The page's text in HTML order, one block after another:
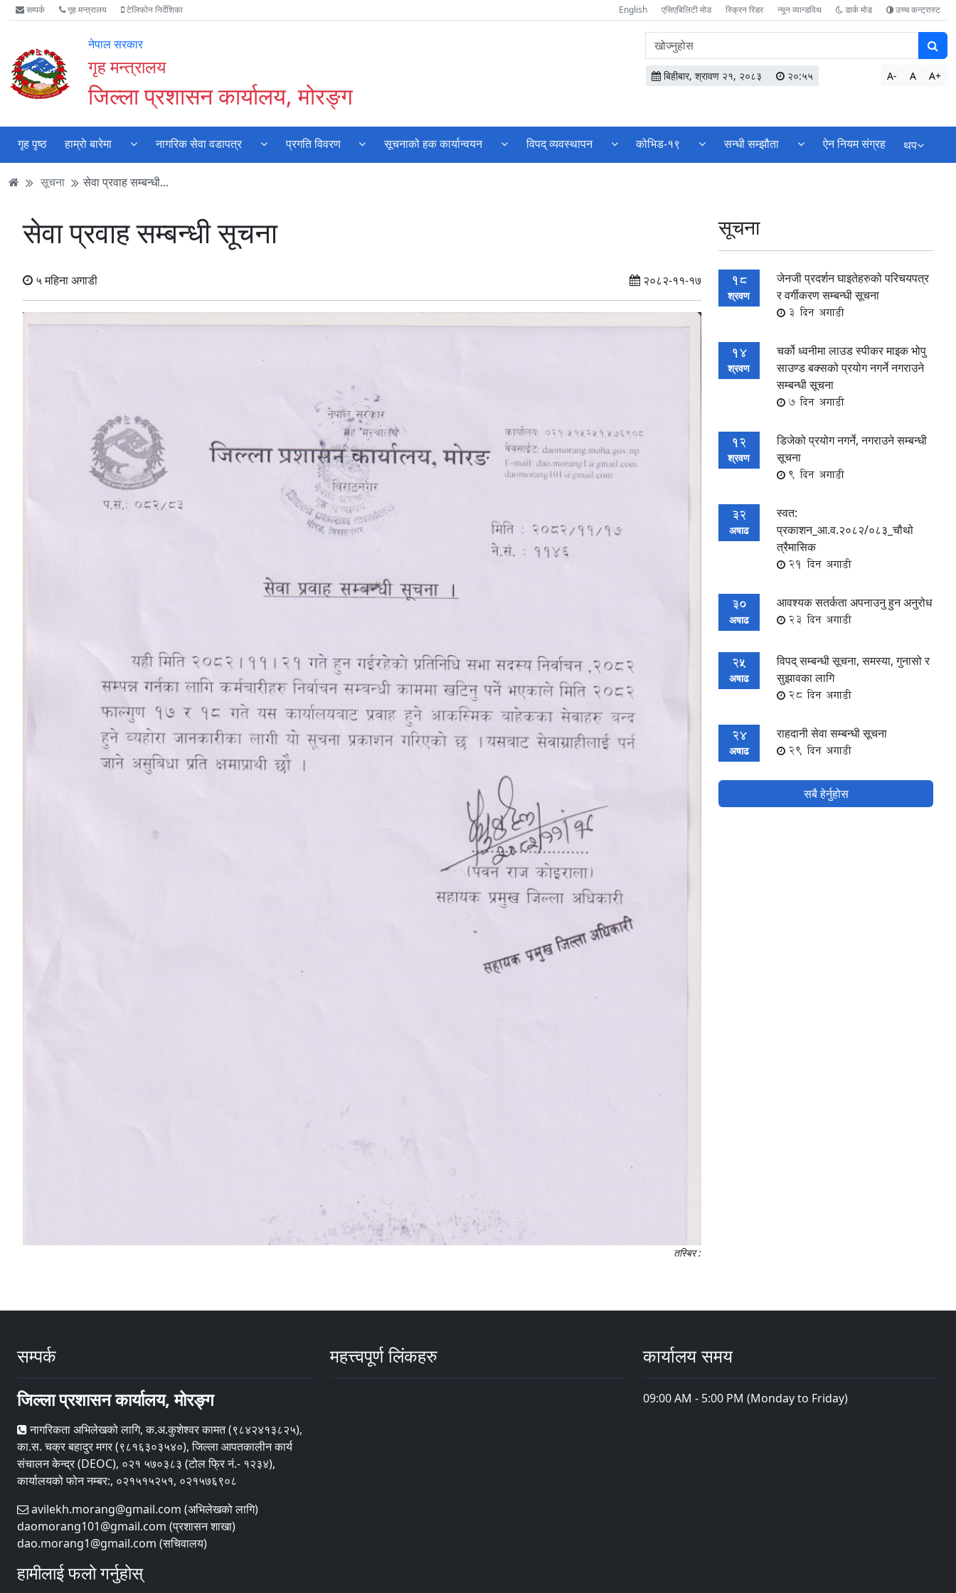
Accessibility
Mode
गर्नुहोस्
मुख्य
सामाग्री
मुख्य
नेभिगेसन
वेबसाइट
खोजमा
सम्पर्क गृह मन्त्रालय टेलिफोन निर्देशिका English एसिएबिलिटी मोड स्क्रिन रिडर न्यून व्यान्डविथ डार्क मोड उच्च कन्ट्रास्ट
नेपाल सरकार
गृह मन्त्रालय
जिल्ला प्रशासन कार्यालय, मोरङ्ग
वेबसाइटमा
सामग्री
खोज्नुहोस
बिहीबार, श्रावण २१, २०८३ २०:५५ A- A A+
गृह पृष्ठ हाम्राे बारेमा नागरिक सेवा वडापत्र प्रगति विवरण सूचनाको हक कार्यान्वयन विपद् व्यवस्थापन कोभिड-१९ सन्धी सम्झौता ऐन नियम संग्रह थप
सूचना सेवा प्रवाह सम्बन्धी...
सेवा प्रवाह सम्बन्धी सूचना
५ महिना अगाडी २०८२-११-१७
तस्बिर :
सूचना
18
श्रवण
जेनजी प्रदर्शन घाइतेहरुको परिचयपत्र
र वर्गीकरण सम्बन्धी सूचना
3 दिन अगाडी
14
श्रवण
चर्को ध्वनीमा लाउड स्पीकर माइक भोपु
साउण्ड बक्सको प्रयोग नगर्ने नगराउने
सम्बन्धी सूचना
7 दिन अगाडी
12
श्रवण
डिजेको प्रयोग नगर्ने, नगराउने सम्बन्धी
सूचना
9 दिन अगाडी
32
अषाढ
स्वत:
प्रकाशन_आ.व.२०८२/०८३_चौथो
त्रैमासिक
21 दिन अगाडी
30
अषाढ
आवश्यक सतर्कता अपनाउनु हुन अनुरोध
23 दिन अगाडी
25
अषाढ
विपद् सम्बन्धी सूचना, समस्या, गुनासो र
सुझावका लागि
28 दिन अगाडी
24
अषाढ
राहदानी सेवा सम्बन्धी सूचना
29 दिन अगाडी
सबै हेर्नुहोस
सम्पर्क
जिल्ला प्रशासन कार्यालय, मोरङ्ग
नागरिकता अभिलेखको लागि, क.अ.कुशेश्वर कामत (९८४२४१३८२५),
का.स. चक्र बहादुर मगर (९८१६३०३५४०), जिल्ला आपतकालीन कार्य
संचालन केन्द्र (DEOC), ०२१ ५७०३८३ (टोल फ्रि नं.- १२३४),
कार्यालयको फोन नम्बर:, ०२१५१५२५१, ०२१५७६९०८
avilekh.morang@gmail.com (अभिलेखको लागि)
daomorang101@gmail.com (प्रशासन शाखा)
dao.morang1@gmail.com (सचिवालय)
हामीलाई फलो गर्नुहोस्
महत्त्वपूर्ण लिंकहरु कार्यालय समय
09:00 AM - 5:00 PM (Monday to Friday)